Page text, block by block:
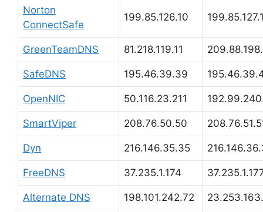
Norton
ConnectSafe
199.85.126.10
GreenTeamDNS 81.218.119.11
SafeDNS 195.46.39.39
OpenNIC 50.116.23.211
SmartViper 208.76.50.50
Dyn 216.146.35.35
FreeDNS 37.235.1.174
Alternate DNS 198.101.242.72